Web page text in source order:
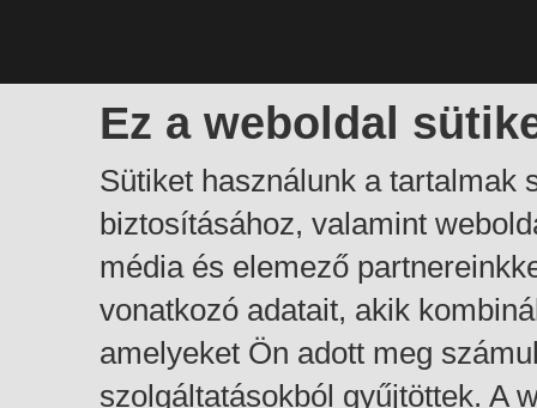
Ez a weboldal
Sütiket használunk a tartalmak
biztosításához, valamint
média és elemező
vonatkozó adatait, akik
amelyeket Ön adott meg
szolgáltatásokból gyűjtöttek. A